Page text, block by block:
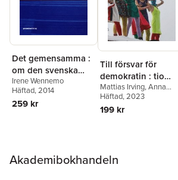
Det gemensamma :
om den svenska
välfärdsmodellen
Irene Wennemo
Häftad, 2014
259 kr
Till försvar för
demokratin : tio
tekniker vi måste
bekämpa
Mattias Irving,Anna
Ardin
Häftad, 2023
199 kr
Akademibokhandeln